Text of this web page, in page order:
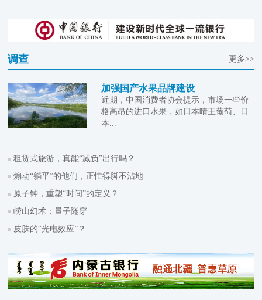
调查 更多>>
加强国产水果品牌建设
近期，中国消费者协会提示，市场一些价
格高昂的进口水果，如日本晴王葡萄、日
本...
租赁式旅游，真能“减负”出行吗？
煽动“躺平”的他们，正忙得脚不沾地
原子钟，重塑“时间”的定义？
崂山幻术：量子隧穿
皮肤的“光电效应”？